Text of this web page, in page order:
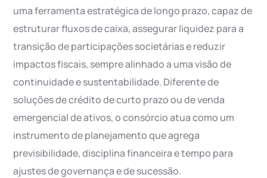
uma ferramenta estratégica de longo prazo, capaz de
estruturar fluxos de caixa, assegurar liquidez para a
transição de participações societárias e reduzir
impactos fiscais, sempre alinhado a uma visão de
continuidade e sustentabilidade. Diferente de
soluções de crédito de curto prazo ou de venda
emergencial de ativos, o consórcio atua como um
instrumento de planejamento que agrega
previsibilidade, disciplina financeira e tempo para
ajustes de governança e de sucessão.